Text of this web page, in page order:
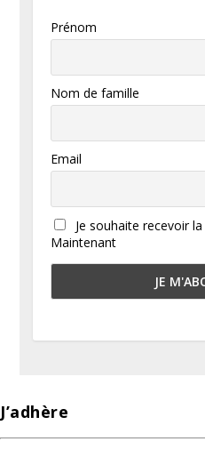
Prénom
Nom de famille
Email
Je souhaite recevoir
Maintenant
J’adhère